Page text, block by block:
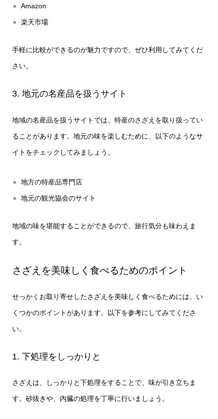
Amazon
楽天市場
手軽に比較ができるのが魅力ですので、ぜひ利用してみてくだ
さい。
3. 地元の名産品を扱うサイト
地域の名産品を扱うサイトでは、特産のさざえを取り扱ってい
ることがあります。地元の味を楽しむために、以下のようなサ
イトをチェックしてみましょう。
地方の特産品専門店
地元の観光協会のサイト
地域の味を堪能することができるので、旅行気分も味わえま
す。
さざえを美味しく食べるためのポイント
せっかくお取り寄せしたさざえを美味しく食べるためには、い
くつかのポイントがあります。以下を参考にしてみてくださ
い。
1. 下処理をしっかりと
さざえは、しっかりと下処理をすることで、味が引き立ちま
す。砂抜きや、内臓の処理を丁寧に行いましょう。